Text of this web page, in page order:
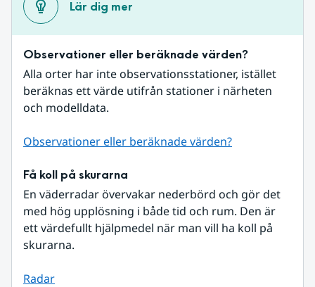
Lär dig mer
Observationer eller beräknade värden?
Alla orter har inte observationsstationer, istället
beräknas ett värde utifrån stationer i närheten
och modelldata.
Observationer eller beräknade värden?
Få koll på skurarna
En väderradar övervakar nederbörd och gör det
med hög upplösning i både tid och rum. Den är
ett värdefullt hjälpmedel när man vill ha koll på
skurarna.
Radar